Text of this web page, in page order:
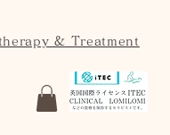
& Treatment